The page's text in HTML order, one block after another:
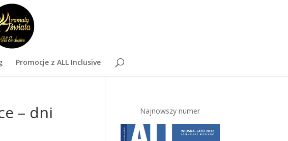
Promocje z ALL Inclusive
– dni Najnowszy numer